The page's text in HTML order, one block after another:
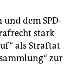
dem SPD-
stark
als Straftat
zur